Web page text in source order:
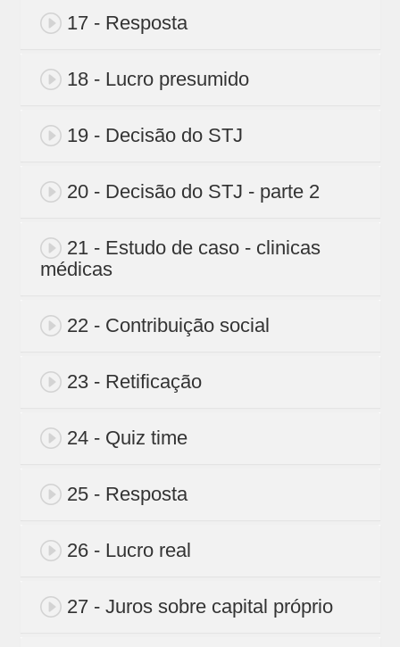
17 - Resposta
18 - Lucro presumido
19 - Decisão do STJ
20 - Decisão do STJ - parte 2
21 - Estudo de caso - clinicas
médicas
22 - Contribuição social
23 - Retificação
24 - Quiz time
25 - Resposta
26 - Lucro real
27 - Juros sobre capital próprio